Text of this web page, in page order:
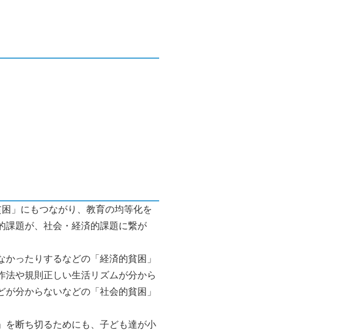
」にもつながり、教育の均等化を
課題が、社会・経済的課題に繋が
ったりするなどの「経済的貧困」
法や規則正しい生活リズムが分から
分からないなどの「社会的貧困」
断ち切るためにも、子ども達が小